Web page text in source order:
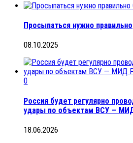
Просыпаться нужно правильно
08.10.2025
0
Россия будет регулярно
удары по объектам ВСУ —
18.06.2026